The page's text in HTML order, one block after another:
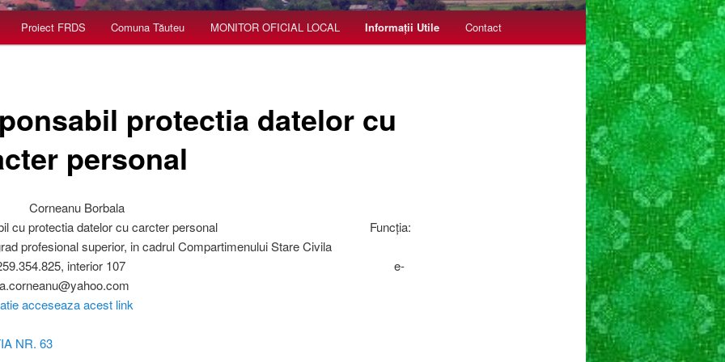
Proiect FRDS Comuna Tăuteu MONITOR OFICIAL LOCAL Informații Utile Contact
protectia datelor cu
personal
Borbala
cu protectia datelor cu carcter personal Funcția:
profesional superior, in cadrul Compartimenului Stare Civila
0259.354.825, interior 107 e-
borika.corneanu@yahoo.com
acceseaza acest link
NR. 63